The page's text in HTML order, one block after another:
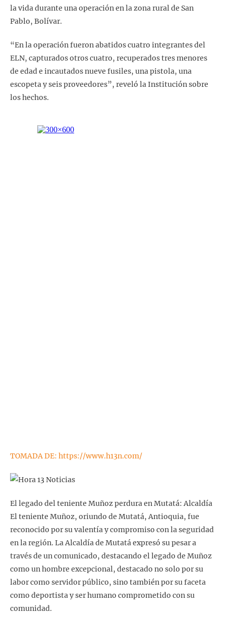
la vida durante una operación en la zona rural de San
Pablo, Bolívar.
“En la operación fueron abatidos cuatro integrantes del
ELN, capturados otros cuatro, recuperados tres menores
de edad e incautados nueve fusiles, una pistola, una
escopeta y seis proveedores”, reveló la Institución sobre
los hechos.
TOMADA DE: https://www.h13n.com/
El legado del teniente Muñoz perdura en Mutatá: Alcaldía
El teniente Muñoz, oriundo de Mutatá, Antioquia, fue
reconocido por su valentía y compromiso con la seguridad
en la región. La Alcaldía de Mutatá expresó su pesar a
través de un comunicado, destacando el legado de Muñoz
como un hombre excepcional, destacado no solo por su
labor como servidor público, sino también por su faceta
como deportista y ser humano comprometido con su
comunidad.